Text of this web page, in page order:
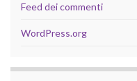
Feed dei commenti
WordPress.org